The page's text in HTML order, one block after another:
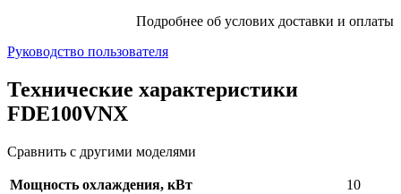
Подробнее об услових доставки и оплаты
Руководство пользователя
Технические характеристики
FDE100VNX
Сравнить с другими моделями
Мощность охлаждения, кВт
10